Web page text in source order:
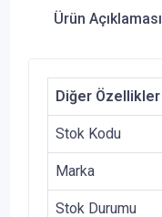
Ürün Açıklaması
Diğer Özellikler
Stok Kodu
Marka
Stok Durumu